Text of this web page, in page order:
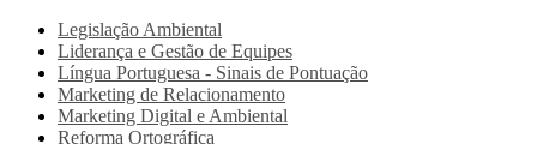
Legislação Ambiental
Liderança e Gestão de Equipes
Língua Portuguesa - Sinais de Pontuação
Marketing de Relacionamento
Marketing Digital e Ambiental
Reforma Ortográfica